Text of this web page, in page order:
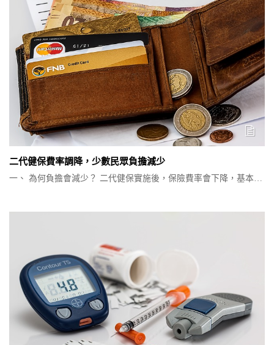
二代健保費率調降，少數民眾負擔減少
一、 為何負擔會減少？ 二代健保實施後，保險費率會下降，基本…